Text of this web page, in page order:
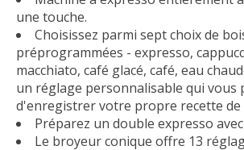
une touche.
Choisissez parmi sept choix de
préprogrammées - expresso,
macchiato, café glacé, café, eau
un réglage personnalisable qui vous
d'enregistrer votre propre recette de
Préparez un double expresso
Le broyeur conique offre 13